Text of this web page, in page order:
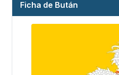
Ficha de Bután